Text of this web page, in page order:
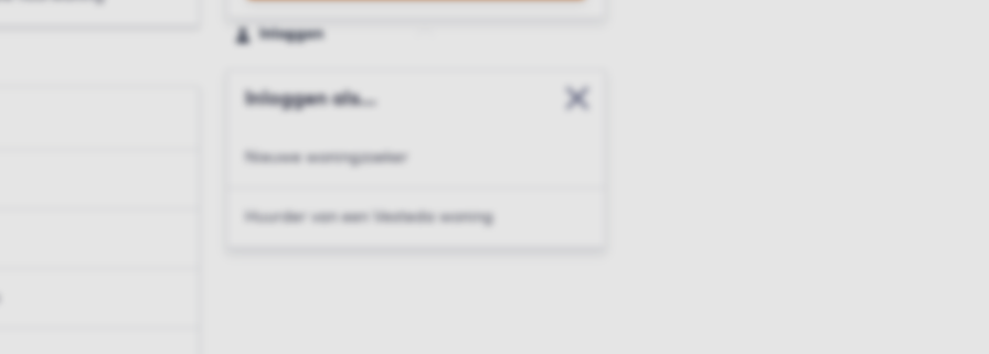
Inloggen
Inloggen als...
Sluit modal
Nieuwe woningzoeker
Huurder van een Vesteda woning